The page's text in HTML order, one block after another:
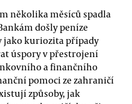
několika měsíců spadla
došly peníze
jako kuriozita případy
úspory v přestrojení
a finančního
pomoci ze zahraničí
způsoby, jak